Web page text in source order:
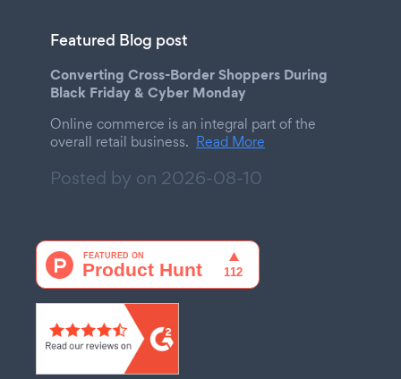
Featured Blog post
Converting Cross-Border Shoppers During
Black Friday & Cyber Monday
Online commerce is an integral part of the
overall retail business. Read More
Posted by on 2026-08-10